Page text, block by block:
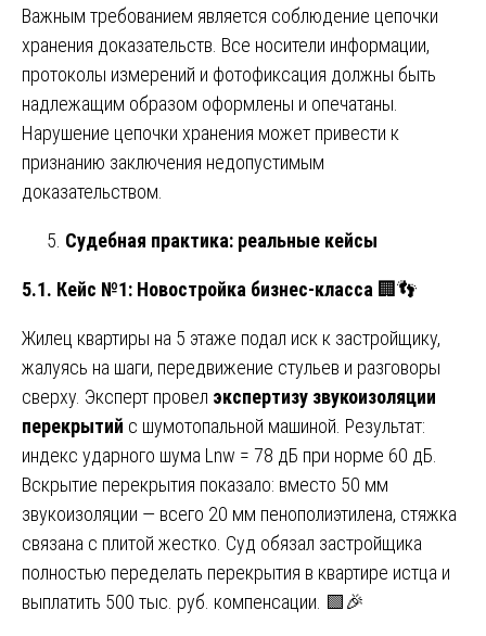
Важным требованием является соблюдение цепочки
хранения доказательств. Все носители информации,
протоколы измерений и фотофиксация должны быть
надлежащим образом оформлены и опечатаны.
Нарушение цепочки хранения может привести к
признанию заключения недопустимым
доказательством.
Судебная практика: реальные кейсы
5.1. Кейс №1: Новостройка бизнес-класса 🏢👣
Жилец квартиры на 5 этаже подал иск к застройщику,
жалуясь на шаги, передвижение стульев и разговоры
сверху. Эксперт провел экспертизу звукоизоляции
перекрытий с шумотопальной машиной. Результат:
индекс ударного шума Lnw = 78 дБ при норме 60 дБ.
Вскрытие перекрытия показало: вместо 50 мм
звукоизоляции — всего 20 мм пенополиэтилена, стяжка
связана с плитой жестко. Суд обязал застройщика
полностью переделать перекрытия в квартире истца и
выплатить 500 тыс. руб. компенсации. 🟩🎉